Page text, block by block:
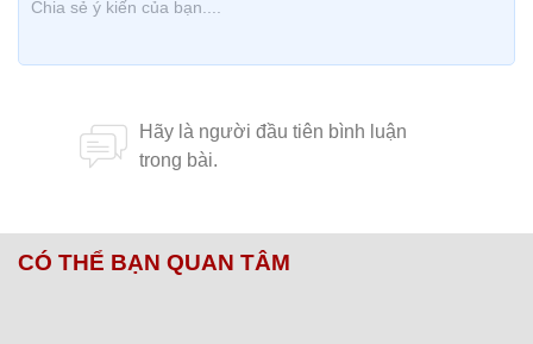
CÓ THỂ BẠN QUAN TÂM